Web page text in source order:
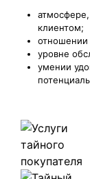
клиентом;
отношении
уровне
умении